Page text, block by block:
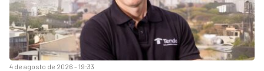
4 de agosto de 2026 - 19:33